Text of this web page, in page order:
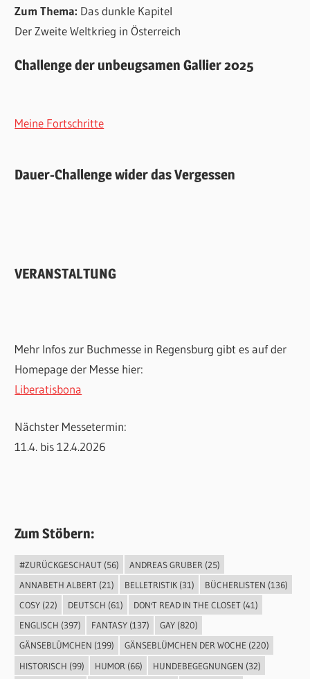
Zum Thema: Das dunkle Kapitel
Der Zweite Weltkrieg in Österreich
Challenge der unbeugsamen Gallier 2025
Meine Fortschritte
Dauer-Challenge wider das Vergessen
VERANSTALTUNG
Mehr Infos zur Buchmesse in Regensburg gibt es auf der
Homepage der Messe hier:
Liberatisbona
Nächster Messetermin:
11.4. bis 12.4.2026
Zum Stöbern:
#ZURÜCKGESCHAUT(56) ANDREAS GRUBER (25)
ANNABETH ALBERT(21) BELLETRISTIK(31) BÜCHERLISTEN (136)
COSY(22) DEUTSCH (61) DON'T READ IN THE CLOSET(41)
ENGLISCH (397) FANTASY(137) GAY(820)
GÄNSEBLÜMCHEN (199) GÄNSEBLÜMCHEN DER WOCHE (220)
HISTORISCH (99) HUMOR (66) HUNDEBEGEGNUNGEN (32)